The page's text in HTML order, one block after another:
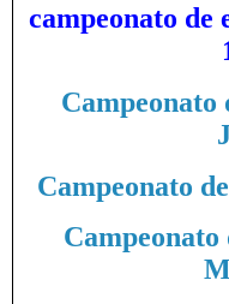
campeonato de
Campeonato
Campeonato
Campeonato